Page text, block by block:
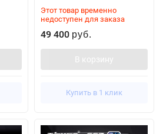
Этот товар временно
недоступен для заказа
49 400 руб.
В корзину
Купить в 1 клик